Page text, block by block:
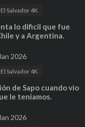
Salvador 4K
lo dificil que fue
y a Argentina.
no ayudaron. P 4
2026
Salvador 4K
de Sapo cuando vio
le teniamos.
Sapo es ..... P 5
2026